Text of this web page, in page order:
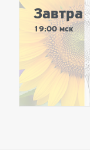
Завтра
19:00 мск